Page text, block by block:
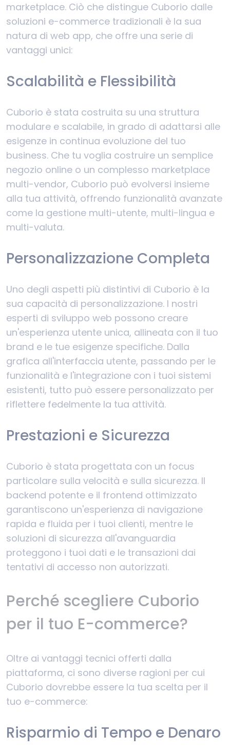
marketplace. Ciò che distingue Cuborio dalle
soluzioni e-commerce tradizionali è la sua
natura di web app, che offre una serie di
vantaggi unici:
Scalabilità e Flessibilità
Cuborio è stata costruita su una struttura
modulare e scalabile, in grado di adattarsi alle
esigenze in continua evoluzione del tuo
business. Che tu voglia costruire un semplice
negozio online o un complesso marketplace
multi-vendor, Cuborio può evolversi insieme
alla tua attività, offrendo funzionalità avanzate
come la gestione multi-utente, multi-lingua e
multi-valuta.
Personalizzazione Completa
Uno degli aspetti più distintivi di Cuborio è la
sua capacità di personalizzazione. I nostri
esperti di sviluppo web possono creare
un'esperienza utente unica, allineata con il tuo
brand e le tue esigenze specifiche. Dalla
grafica all'interfaccia utente, passando per le
funzionalità e l'integrazione con i tuoi sistemi
esistenti, tutto può essere personalizzato per
riflettere fedelmente la tua attività.
Prestazioni e Sicurezza
Cuborio è stata progettata con un focus
particolare sulla velocità e sulla sicurezza. Il
backend potente e il frontend ottimizzato
garantiscono un'esperienza di navigazione
rapida e fluida per i tuoi clienti, mentre le
soluzioni di sicurezza all'avanguardia
proteggono i tuoi dati e le transazioni dai
tentativi di accesso non autorizzati.
Perché scegliere Cuborio
per il tuo E-commerce?
Oltre ai vantaggi tecnici offerti dalla
piattaforma, ci sono diverse ragioni per cui
Cuborio dovrebbe essere la tua scelta per il
tuo e-commerce:
Risparmio di Tempo e Denaro